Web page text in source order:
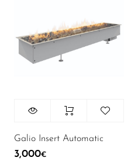
В
Galio Insert Automatic
3,000€